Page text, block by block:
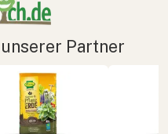
Partner